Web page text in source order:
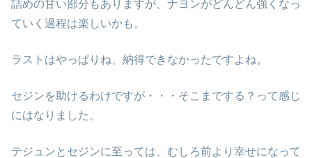
詰めの甘い部分もありますが、ナヨンがどんどん強くなっ
ていく過程は楽しいかも。
ラストはやっぱりね、納得できなかったですよね。
セジンを助けるわけですが・・・そこまでする？って感じ
にはなりました。
テジュンとセジンに至っては、むしろ前より幸せになって